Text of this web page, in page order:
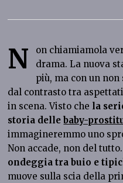
N
on chiamiamola
drama. La nuova
più, ma con un
dal contrasto tra
in scena. Visto che la
storia dellebaby-
immagineremmo uno
Non accade, non del
ondeggia tra buio e
muove sulla scia della